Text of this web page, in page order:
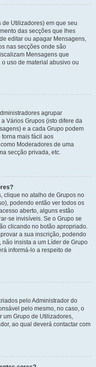
Utilizadores) em que seu
das secções que lhes
editar ou apagar Mensagens,
nas secções onde são
Mensagens que
uso de material abusivo ou
agrupar
Vários Grupos (isto difere da
e a cada Grupo podem
mais fácil aos
Moderadores de uma
secção privada, etc.
clique no atalho de Grupos no
podendo então ver todos os
aberto, alguns estão
se invisíveis. Se o Grupo se
clicando no botão apropriado.
a sua inscrição, podendo
não insista a um Líder de Grupo
informá-lo a respeito de
pelo Administrador do
pelo mesmo, no caso, o
um Grupo de Utilizadores,
ao qual deverá contactar com